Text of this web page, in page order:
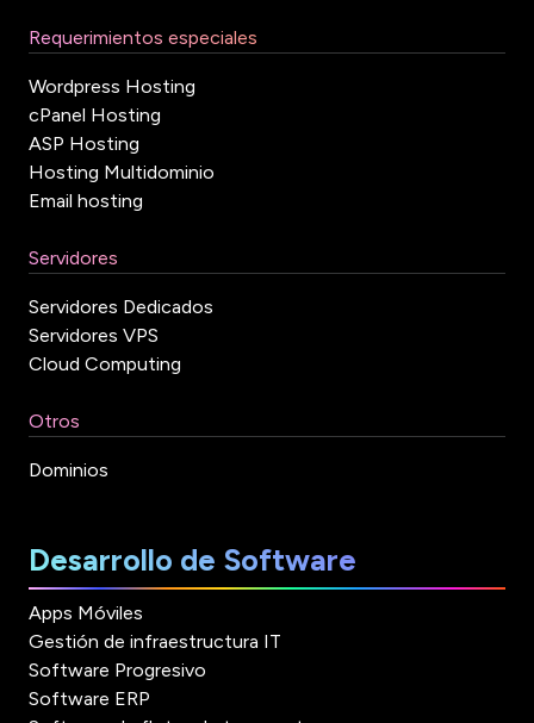
Requerimientos especiales
Wordpress Hosting
cPanel Hosting
ASP Hosting
Hosting Multidominio
Email hosting
Servidores
Servidores Dedicados
Servidores VPS
Cloud Computing
Otros
Dominios
Desarrollo de Software
Apps Móviles
Gestión de infraestructura IT
Software Progresivo
Software ERP